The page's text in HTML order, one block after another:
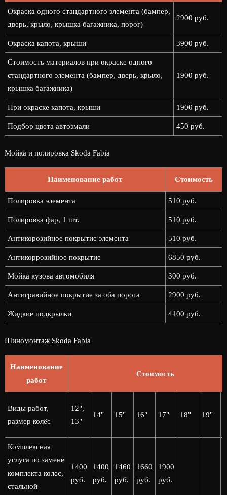
Окраска одного стандартного элемента (бампер,
дверь, крыло, крышка багажника, порог)
2900 руб.
Окраска капота, крыши 3900 руб.
Стоимость материалов при окраске одного
стандартного элемента (бампер, дверь, крыло,
крышка багажника)
1900 руб.
При окраске капота, крыши 1900 руб.
Подбор цвета автоэмали 450 руб.
Мойка и полировка Skoda Fabia
Наименование работ Стоимость
Полировка элемента 510 руб.
Полировка фар, 1 шт. 510 руб.
Антикорозийное покрытие элемента 510 руб.
Антикоррозийное покрытие 6850 руб.
Мойка кузова автомобиля 300 руб.
Антигравийное покрытие за оба порога 2900 руб.
Жидкие подкрылки 4100 руб.
Шиномонтаж Skoda Fabia
Наименование
работ
Стоимость
Виды работ,
размер колёс
12",
13"
14" 15" 16" 17" 18" 19"
Комплексная
услуга по замене
комплекта колес,
стальной
1400
руб.
1400
руб.
1460
руб.
1660
руб.
1900
руб.